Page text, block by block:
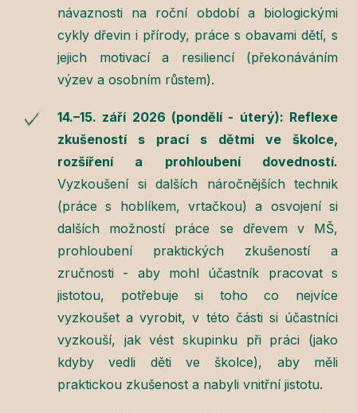
návaznosti na roční období a biologickými
cykly dřevin i přírody, práce s obavami dětí, s
jejich motivací a resiliencí (překonáváním
výzev a osobním růstem).
14.–15. září 2026 (pondělí - úterý): Reflexe
zkušeností s prací s dětmi ve školce,
rozšíření a prohloubení dovedností.
Vyzkoušení si dalších náročnějších technik
(práce s hoblíkem, vrtačkou) a osvojení si
dalších možností práce se dřevem v MŠ,
prohloubení praktických zkušeností a
zručnosti - aby mohl účastník pracovat s
jistotou, potřebuje si toho co nejvíce
vyzkoušet a vyrobit, v této části si účastníci
vyzkouší, jak vést skupinku při práci (jako
kdyby vedli děti ve školce), aby měli
praktickou zkušenost a nabyli vnitřní jistotu.